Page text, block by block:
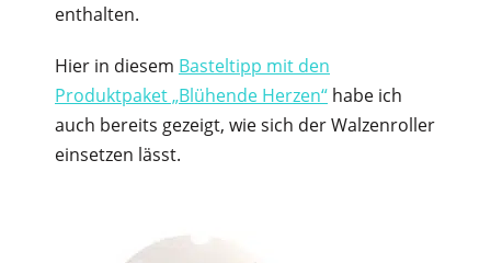
enthalten.
Hier in diesem Basteltipp mit den
Produktpaket „Blühende Herzen“ habe ich
auch bereits gezeigt, wie sich der Walzenroller
einsetzen lässt.